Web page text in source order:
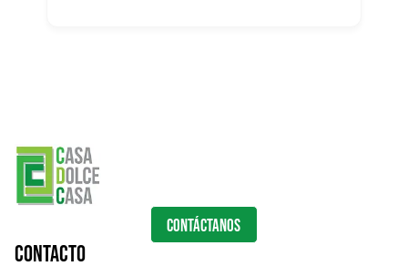
CONTÁCTANOS
Contacto